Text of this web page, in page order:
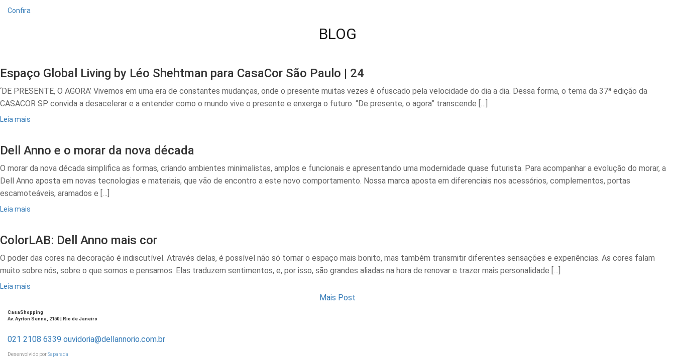
Confira
BLOG
Espaço Global Living by Léo Shehtman para CasaCor São Paulo | 24
‘DE PRESENTE, O AGORA’ Vivemos em uma era de constantes mudanças, onde o presente muitas vezes é ofuscado pela velocidade do dia a dia. Dessa forma, o tema da 37ª edição da
CASACOR SP convida a desacelerar e a entender como o mundo vive o presente e enxerga o futuro. “De presente, o agora” transcende […]
Leia mais
Dell Anno e o morar da nova década
O morar da nova década simplifica as formas, criando ambientes minimalistas, amplos e funcionais e apresentando uma modernidade quase futurista. Para acompanhar a evolução do morar, a
Dell Anno aposta em novas tecnologias e materiais, que vão de encontro a este novo comportamento. Nossa marca aposta em diferenciais nos acessórios, complementos, portas
escamoteáveis, aramados e […]
Leia mais
ColorLAB: Dell Anno mais cor
O poder das cores na decoração é indiscutível. Através delas, é possível não só tornar o espaço mais bonito, mas também transmitir diferentes sensações e experiências. As cores falam
muito sobre nós, sobre o que somos e pensamos. Elas traduzem sentimentos, e, por isso, são grandes aliadas na hora de renovar e trazer mais personalidade […]
Leia mais
Mais Post
CasaShopping
Av. Ayrton Senna, 2150 | Rio de Janeiro
021 2108 6339 ouvidoria@dellannorio.com.br
Desenvolvido porSaparada